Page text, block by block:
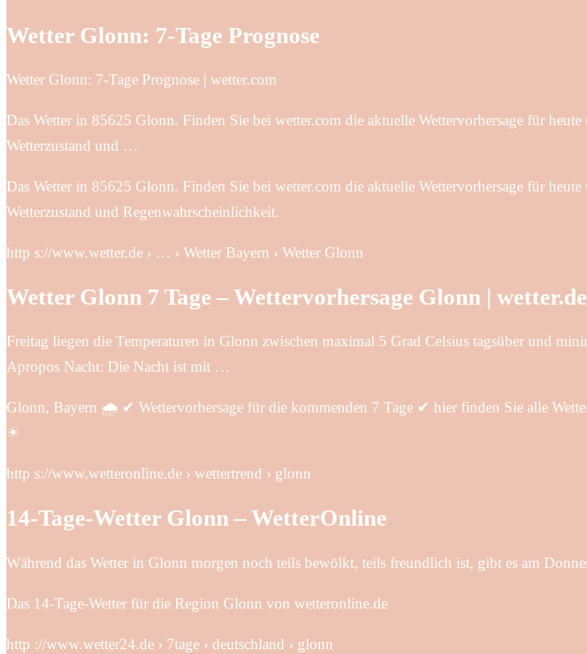
Wetter Glonn: 7-Tage Prognose
Wetter Glonn: 7-Tage Prognose | wetter.com
Das Wetter in 85625 Glonn. Finden Sie bei wetter.com die aktuelle Wettervorhersage für
Wetterzustand und …
Das Wetter in 85625 Glonn. Finden Sie bei wetter.com die aktuelle Wettervorhersage für
Wetterzustand und Regenwahrscheinlichkeit.
http s://www.wetter.de › … › Wetter Bayern › Wetter Glonn
Wetter Glonn 7 Tage – Wettervorhersage Glonn | wetter.de
Freitag liegen die Temperaturen in Glonn zwischen maximal 5 Grad Celsius tagsüber und
Apropos Nacht: Die Nacht ist mit …
Glonn, Bayern 🌧️ ✔ Wettervorhersage für die kommenden 7 Tage ✔ hier finden Sie alle
☀
http s://www.wetteronline.de › wettertrend › glonn
14-Tage-Wetter Glonn – WetterOnline
Während das Wetter in Glonn morgen noch teils bewölkt, teils freundlich ist, gibt es am
Das 14-Tage-Wetter für die Region Glonn von wetteronline.de
http ://www.wetter24.de › 7tage › deutschland › glonn